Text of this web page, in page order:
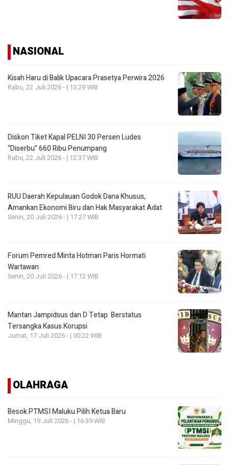
NASIONAL
Kisah Haru di Balik Upacara Prasetya Perwira 2026
Rabu, 22 Juli 2026 - | 13:29 WIB
Diskon Tiket Kapal PELNI 30 Persen Ludes
“Diserbu” 660 Ribu Penumpang
Rabu, 22 Juli 2026 - | 12:37 WIB
RUU Daerah Kepulauan Godok Dana Khusus,
Amankan Ekonomi Biru dan Hak Masyarakat Adat
Senin, 20 Juli 2026 - | 17:27 WIB
Forum Pemred Minta Hotman Paris Hormati
Wartawan
Senin, 20 Juli 2026 - | 17:12 WIB
Mantan Jampidsus dan D Tetap Berstatus
Tersangka Kasus Korupsi
Jumat, 17 Juli 2026 - | 00:22 WIB
OLAHRAGA
Besok PTMSI Maluku Pilih Ketua Baru
Minggu, 19 Juli 2026 - | 16:39 WIB